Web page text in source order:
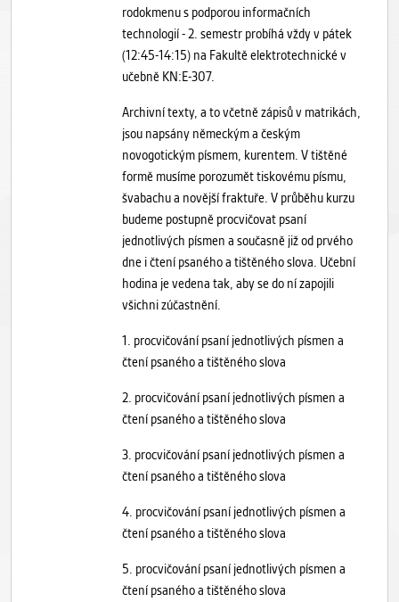
rodokmenu s podporou informačních
technologií - 2. semestr probíhá vždy v pátek
(12:45-14:15) na Fakultě elektrotechnické v
učebně KN:E-307.
Archivní texty, a to včetně zápisů v matrikách,
jsou napsány německým a českým
novogotickým písmem, kurentem. V tištěné
formě musíme porozumět tiskovému písmu,
švabachu a novější fraktuře. V průběhu kurzu
budeme postupně procvičovat psaní
jednotlivých písmen a současně již od prvého
dne i čtení psaného a tištěného slova. Učební
hodina je vedena tak, aby se do ní zapojili
všichni zúčastnění.
1. procvičování psaní jednotlivých písmen a
čtení psaného a tištěného slova
2. procvičování psaní jednotlivých písmen a
čtení psaného a tištěného slova
3. procvičování psaní jednotlivých písmen a
čtení psaného a tištěného slova
4. procvičování psaní jednotlivých písmen a
čtení psaného a tištěného slova
5. procvičování psaní jednotlivých písmen a
čtení psaného a tištěného slova